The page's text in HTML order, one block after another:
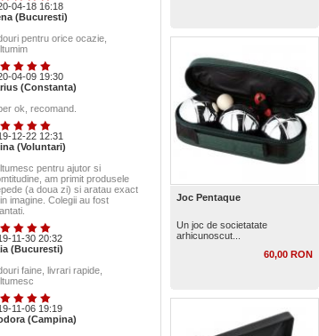
04-18 16:18
(Bucuresti)
pentru orice ocazie,
04-09 19:30
(Constanta)
ok, recomand.
12-22 12:31
(Voluntari)
pentru ajutor si
am primit produsele
(a doua zi) si aratau exact
imagine. Colegii au fost
11-30 20:32
(Bucuresti)
faine, livrari rapide,
11-06 19:19
(Campina)
Joc Pentaque
Un joc de societatate
arhicunoscut...
60,00 RON